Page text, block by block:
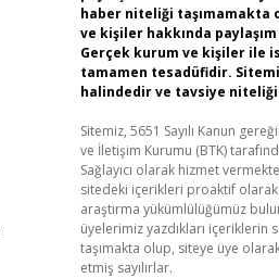
haber niteliği taşımamakta
ve kişiler hakkında
Gerçek kurum ve kişiler ile
tamamen tesadüfidir.
halindedir ve tavsiye niteliği
Sitemiz, 5651 Sayılı Kanun
ve İletişim Kurumu (BTK)
Sağlayıcı olarak hizmet
sitedeki içerikleri proaktif
araştırma yükümlülüğümüz
üyelerimiz yazdıkları içeriklerin
taşımakta olup, siteye üye
etmiş sayılırlar.